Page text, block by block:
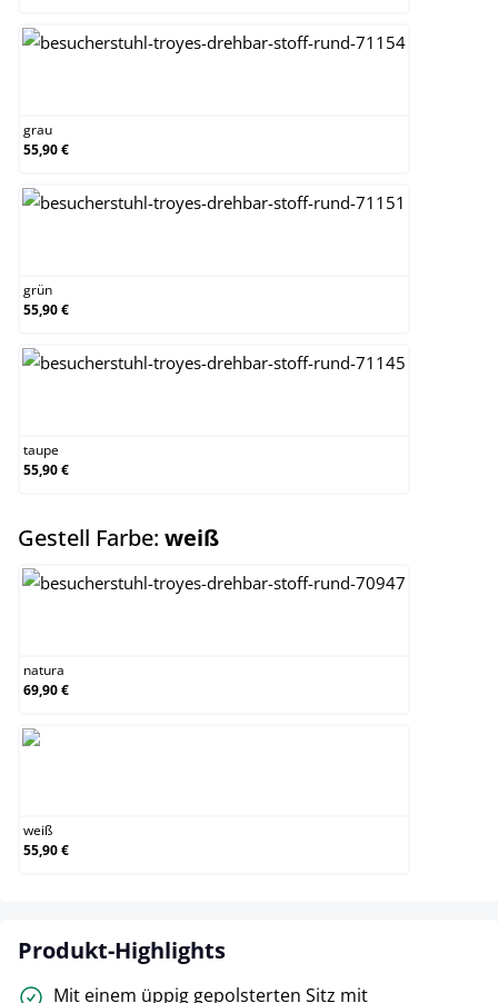
grau
55,90 €
grün
55,90 €
taupe
55,90 €
Gestell Farbe: weißauswählen
natura
69,90 €
weiß
55,90 €
Produkt-Highlights
Mit einem üppig gepolsterten Sitz mit